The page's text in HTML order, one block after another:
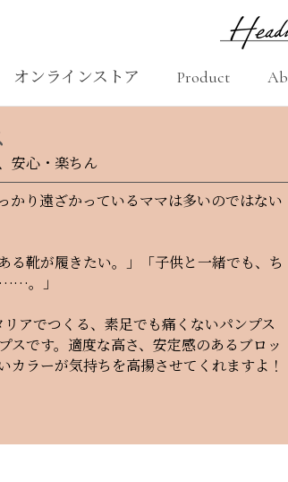
オンラインストア
Product
安心・楽ちん
かり遠ざかっているママは多いのではない
る靴が履きたい。」「子供と一緒でも、ち
。」
アでつくる、素足でも痛くないパンプス
スです。適度な高さ、安定感のあるブロッ
ラーが気持ちを高揚させてくれますよ！